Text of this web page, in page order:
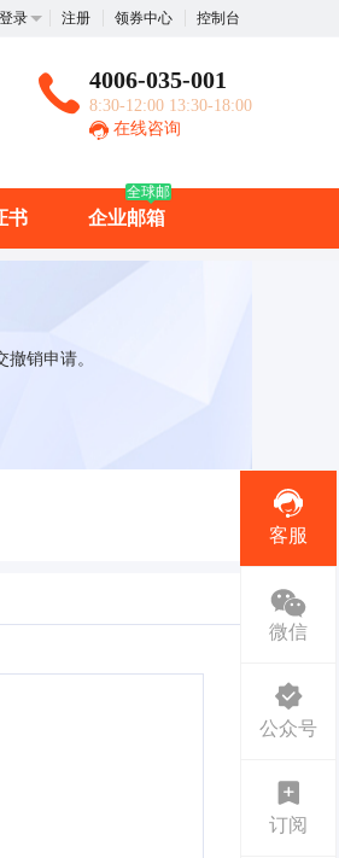
登录 注册 领券中心 控制台
4006-035-001
8:30-12:00 13:30-18:00
在线咨询
书 企业邮箱
全球邮
销申请。
客服
微信
公众号
订阅